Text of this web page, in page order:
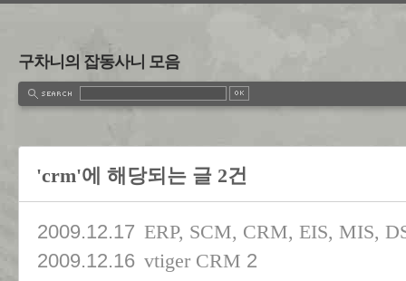
구차니의 잡동사니 모음
'crm'에 해당되는 글 2건
2009.12.17 ERP, SCM, CRM, EIS, MIS,
2009.12.16 vtiger CRM 2